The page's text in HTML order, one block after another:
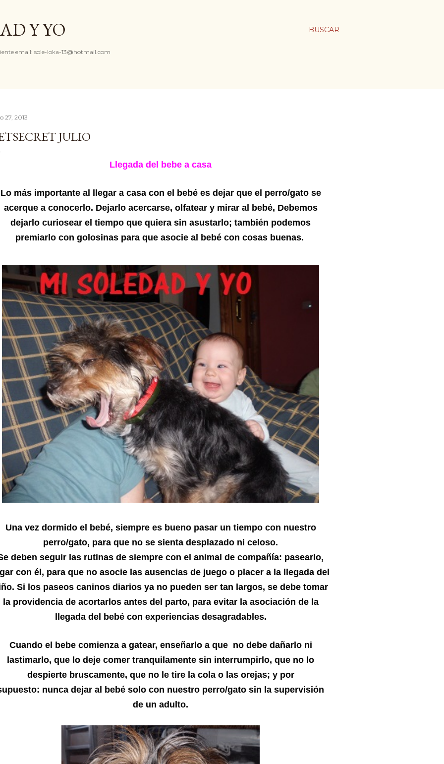
BUSCAR
Y YO
email: sole-loka-13@hotmail.com
27, 2013
JULIO
Llegada del bebe a casa
Lo más importante al llegar a casa con el bebé es dejar que el perro/gato se
acerque a conocerlo. Dejarlo acercarse, olfatear y mirar al bebé, Debemos
dejarlo curiosear el tiempo que quiera sin asustarlo; también podemos
premiarlo con golosinas para que asocie al bebé con cosas buenas.
Una vez dormido el bebé, siempre es bueno pasar un tiempo con nuestro
perro/gato, para que no se sienta desplazado ni celoso.
deben seguir las rutinas de siempre con el animal de compañía: pasearlo,
con él, para que no asocie las ausencias de juego o placer a la llegada del
Si los paseos caninos diarios ya no pueden ser tan largos, se debe tomar
la providencia de acortarlos antes del parto, para evitar la asociación de la
llegada del bebé con experiencias desagradables.
Cuando el bebe comienza a gatear, enseñarlo a que no debe dañarlo ni
lastimarlo, que lo deje comer tranquilamente sin interrumpirlo, que no lo
despierte bruscamente, que no le tire la cola o las orejas; y por
nunca dejar al bebé solo con nuestro perro/gato sin la supervisión
de un adulto.